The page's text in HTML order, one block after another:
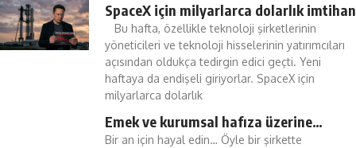
SpaceX için milyarlarca dolarlık imtihan
Bu hafta, özellikle teknoloji şirketlerinin
yöneticileri ve teknoloji hisselerinin yatırımcıları
açısından oldukça tedirgin edici geçti. Yeni
haftaya da endişeli giriyorlar. SpaceX için
milyarlarca dolarlık
Emek ve kurumsal hafıza üzerine…
Bir an için hayal edin… Öyle bir şirkette